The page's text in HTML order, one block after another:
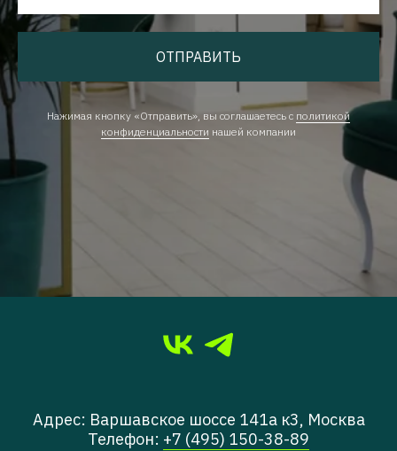
ОТПРАВИТЬ
Нажимая кнопку «Отправить», вы соглашаетесь с политикой
конфиденциальности нашей компании
Адрес: Варшавское шоссе 141а к3, Москва
Телефон: +7 (495) 150-38-89